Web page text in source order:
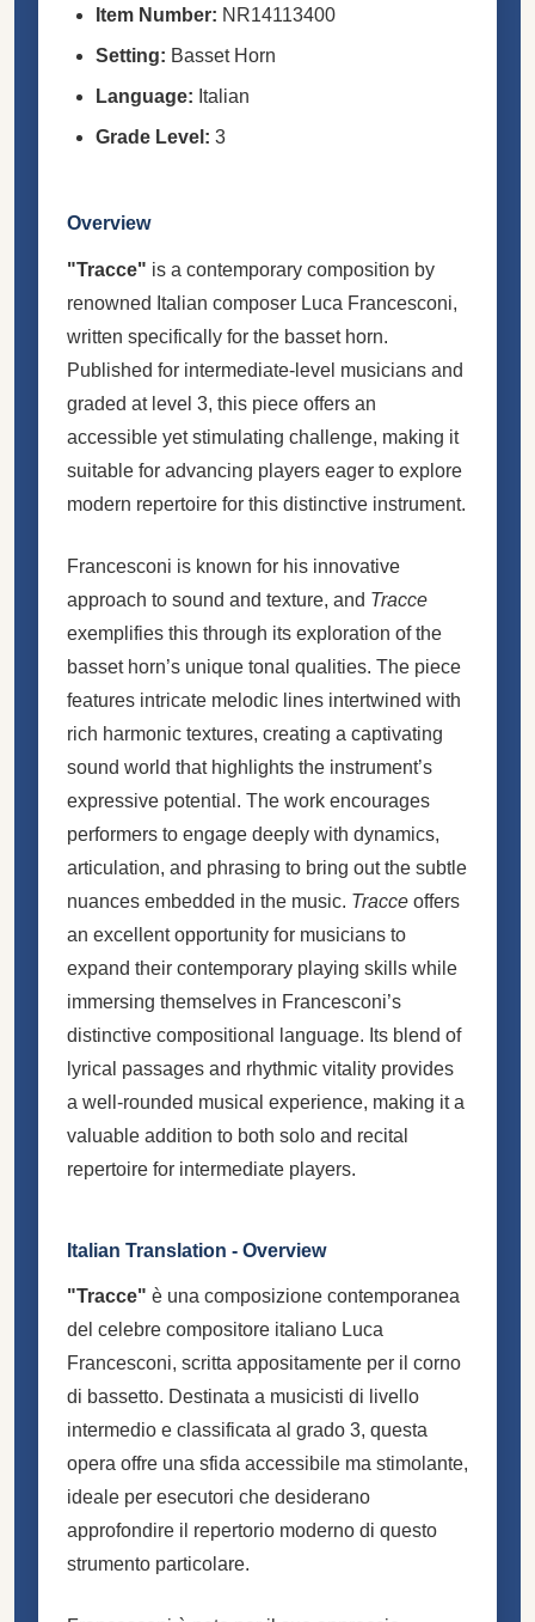
Item Number: NR14113400
Setting: Basset Horn
Language: Italian
Grade Level: 3
Overview
"Tracce" is a contemporary composition by
renowned Italian composer Luca Francesconi,
written specifically for the basset horn.
Published for intermediate-level musicians and
graded at level 3, this piece offers an
accessible yet stimulating challenge, making it
suitable for advancing players eager to explore
modern repertoire for this distinctive instrument.
Francesconi is known for his innovative
approach to sound and texture, and Tracce
exemplifies this through its exploration of the
basset horn’s unique tonal qualities. The piece
features intricate melodic lines intertwined with
rich harmonic textures, creating a captivating
sound world that highlights the instrument’s
expressive potential. The work encourages
performers to engage deeply with dynamics,
articulation, and phrasing to bring out the subtle
nuances embedded in the music. Tracce offers
an excellent opportunity for musicians to
expand their contemporary playing skills while
immersing themselves in Francesconi’s
distinctive compositional language. Its blend of
lyrical passages and rhythmic vitality provides
a well-rounded musical experience, making it a
valuable addition to both solo and recital
repertoire for intermediate players.
Italian Translation - Overview
"Tracce" è una composizione contemporanea
del celebre compositore italiano Luca
Francesconi, scritta appositamente per il corno
di bassetto. Destinata a musicisti di livello
intermedio e classificata al grado 3, questa
opera offre una sfida accessibile ma stimolante,
ideale per esecutori che desiderano
approfondire il repertorio moderno di questo
strumento particolare.